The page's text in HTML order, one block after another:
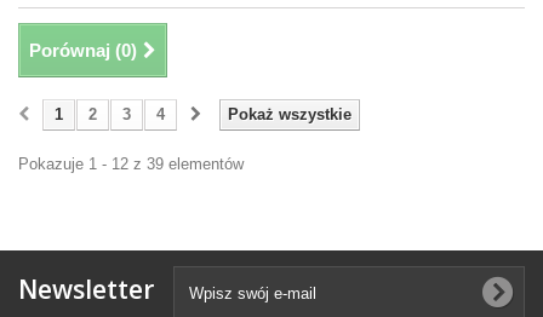
Porównaj (0)
Pokaż wszystkie
1 2 3 4
Pokazuje 1 - 12 z 39 elementów
Newsletter